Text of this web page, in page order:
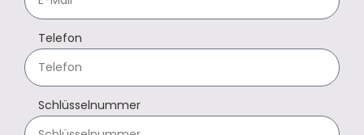
Telefon
Schlüsselnummer